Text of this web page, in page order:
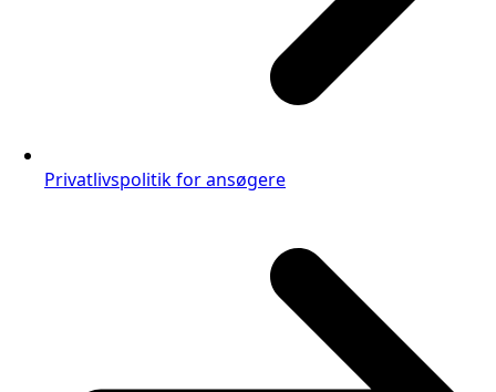
Privatlivspolitik for ansøgere